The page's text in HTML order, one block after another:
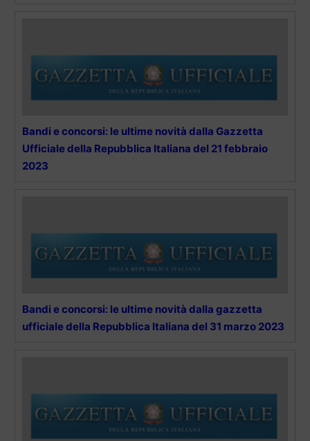
Bandi e concorsi: le ultime novità dalla Gazzetta
Ufficiale della Repubblica Italiana del 21 febbraio
2023
Bandi e concorsi: le ultime novità dalla gazzetta
ufficiale della Repubblica Italiana del 31 marzo 2023